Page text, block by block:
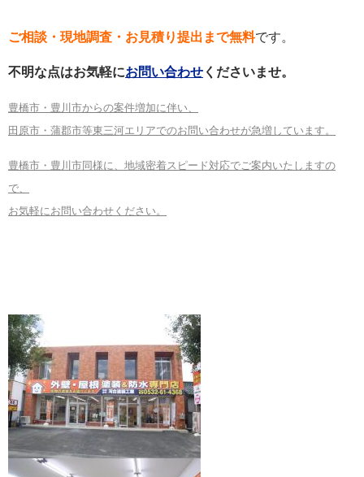
ご相談・現地調査・お見積り提出まで無料です。
不明な点はお気軽にお問い合わせ くださいませ。
豊橋市・豊川市からの案件増加に伴い、
田原市・蒲郡市等東三河エリアでのお問い合わせが急増しています。
豊橋市・豊川市同様に、地域密着スピード対応でご案内いたしますの
で、
お気軽にお問い合わせください。